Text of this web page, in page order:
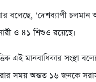
‘দেশব্যাপী চলমান
ও ৪১ শিশুও রয়েছে।
এই মানবাধিকার সংস্থা
সময় অন্তত ১৬ জনকে